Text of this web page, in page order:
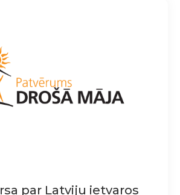
par Latviju ietvaros